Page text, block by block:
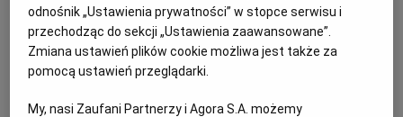
odnośnik „Ustawienia prywatności” w stopce serwisu i
przechodząc do sekcji „Ustawienia zaawansowane”.
Zmiana ustawień plików cookie możliwa jest także za
pomocą ustawień przeglądarki.
My, nasi Zaufani Partnerzy i Agora S.A. możemy